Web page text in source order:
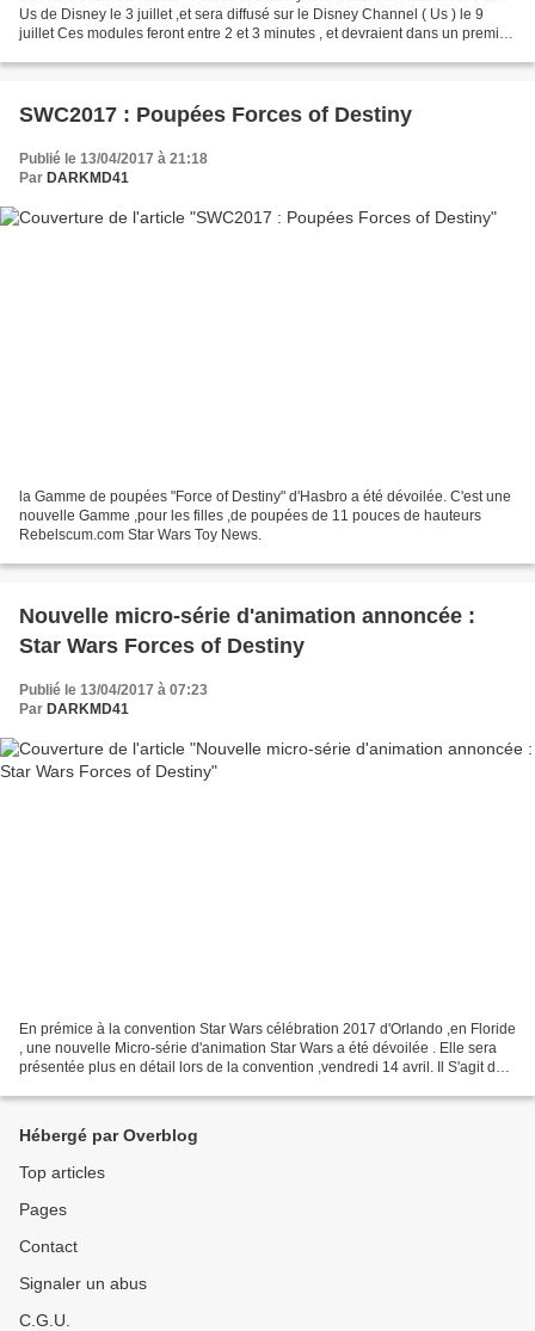
Us de Disney le 3 juillet ,et sera diffusé sur le Disney Channel ( Us ) le 9
juillet Ces modules feront entre 2 et 3 minutes , et devraient dans un premier
SWC2017 : Poupées Forces of Destiny
Publié le 13/04/2017 à 21:18
Par DARKMD41
la Gamme de poupées "Force of Destiny" d'Hasbro a été dévoilée. C'est une
nouvelle Gamme ,pour les filles ,de poupées de 11 pouces de hauteurs
Rebelscum.com Star Wars Toy News.
Nouvelle micro-série d'animation annoncée :
Star Wars Forces of Destiny
Publié le 13/04/2017 à 07:23
Par DARKMD41
En prémice à la convention Star Wars célébration 2017 d'Orlando ,en Floride
, une nouvelle Micro-série d'animation Star Wars a été dévoilée . Elle sera
présentée plus en détail lors de la convention ,vendredi 14 avril. Il S'agit de
Hébergé par Overblog
Top articles
Pages
Contact
Signaler un abus
C.G.U.